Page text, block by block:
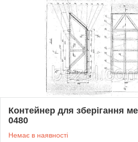
Контейнер для зберігання
0480
Немає в наявності